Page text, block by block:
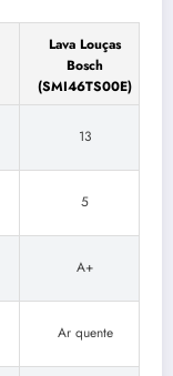
Lava Louças
Bosch
(SMI46TS00E)
13
5
A+
Ar quente